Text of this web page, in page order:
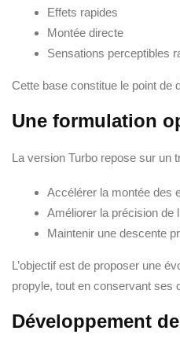
Effets rapides
Montée directe
Sensations perceptibles
Cette base constitue le point de
Une formulation
La version Turbo repose sur un
Accélérer la montée des
Améliorer la précision de
Maintenir une descente
L’objectif est de proposer une
propyle, tout en conservant ses
Développement